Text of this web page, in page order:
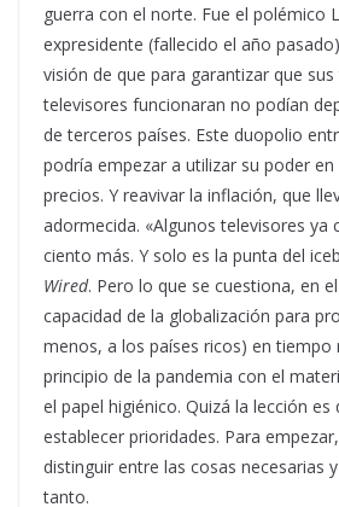
guerra con el norte. Fue el polémico
expresidente (fallecido el año
visión de que para garantizar que
televisores funcionaran no podían
de terceros países. Este duopolio
podría empezar a utilizar su poder
precios. Y reavivar la inflación, que
adormecida. «Algunos televisores ya
ciento más. Y solo es la punta del
Wired. Pero lo que se cuestiona, en
capacidad de la globalización para
menos, a los países ricos) en tiempo
principio de la pandemia con el
el papel higiénico. Quizá la lección es
establecer prioridades. Para
distinguir entre las cosas necesarias
tanto.